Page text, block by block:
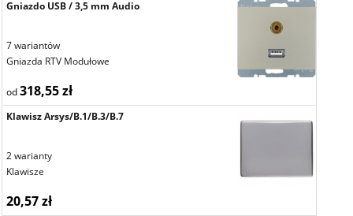
Gniazdo USB / 3,5 mm Audio
7 wariantów
Gniazda RTV Modułowe
od318,55 zł
Klawisz Arsys/B.1/B.3/B.7
2 warianty
Klawisze
20,57 zł